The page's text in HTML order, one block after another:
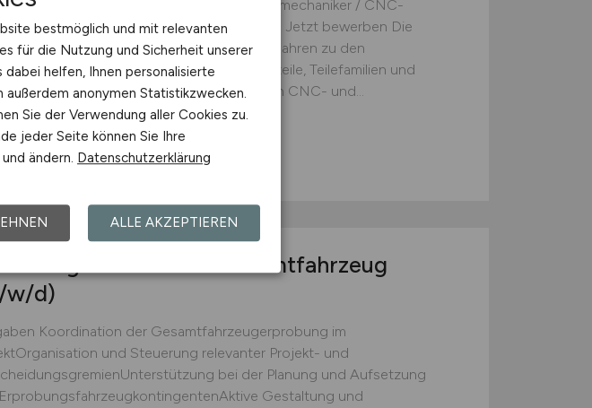
Zeitpunkt einen: Zerspanungsmechaniker / CNC-
für Mehrspindel-Drehautomaten (m/w/d) Jetzt bewerben Die
Metallteile GmbH zählt seit über 45 Jahren zu den
Spezialisten für hochpräzise Drehteile, Teilefamilien und
Produkte in Großserie. Mit modernsten CNC- und...
Metallteile GmbH
3 Tagen Ellhofen
Gesamtfahrzeug
w/d)
Koordination der Gesamtfahrzeugerprobung im
und Steuerung relevanter Projekt- und
bei der Planung und Aufsetzung
Gestaltung und
bestmöglich und mit relevanten
für die Nutzung und Sicherheit unserer
helfen, Ihnen personalisierte
außerdem anonymen Statistikzwecken.
Sie der Verwendung aller Cookies zu.
jeder Seite können Sie Ihre
ändern. Datenschutzerklärung
ALLE AKZEPTIEREN